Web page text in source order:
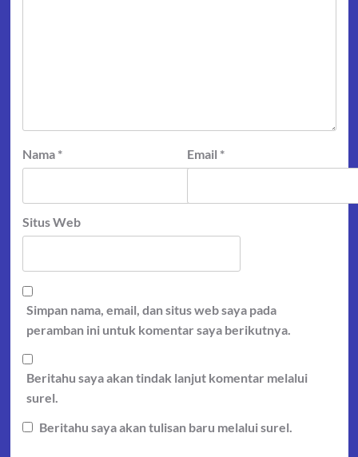
Nama * Email *
Situs Web
Simpan nama, email, dan situs web saya pada
peramban ini untuk komentar saya berikutnya.
Beritahu saya akan tindak lanjut komentar melalui
surel.
Beritahu saya akan tulisan baru melalui surel.